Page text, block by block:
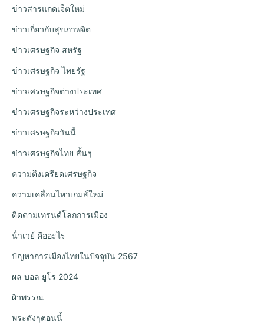
ข่าวสารแกดเจ็ตใหม่
ข่าวเกี่ยวกับสุขภาพจิต
ข่าวเศรษฐกิจ สหรัฐ
ข่าวเศรษฐกิจ ไทยรัฐ
ข่าวเศรษฐกิจต่างประเทศ
ข่าวเศรษฐกิจระหว่างประเทศ
ข่าวเศรษฐกิจวันนี้
ข่าวเศรษฐกิจไทย สั้นๆ
ความตึงเครียดเศรษฐกิจ
ความเคลื่อนไหวเกมส์ใหม่
ติดตามเทรนด์โลกการเมือง
น้ําเวย์ คืออะไร
ปัญหาการเมืองไทยในปัจจุบัน 2567
ผล บอล ยูโร 2024
ผิวพรรณ
พระดังๆตอนนี้